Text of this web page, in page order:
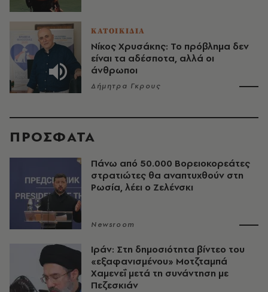
ΚΑΤΟΙΚΙΔΙΑ
Νίκος Χρυσάκης: Το πρόβλημα δεν
είναι τα αδέσποτα, αλλά οι
άνθρωποι
Δήμητρα Γκρους
ΠΡΟΣΦΑΤΑ
Πάνω από 50.000 Βορειοκορεάτες
στρατιώτες θα αναπτυχθούν στη
Ρωσία, λέει ο Ζελένσκι
Newsroom
Ιράν: Στη δημοσιότητα βίντεο του
«εξαφανισμένου» Μοτζταμπά
Χαμενεΐ μετά τη συνάντηση με
Πεζεσκιάν